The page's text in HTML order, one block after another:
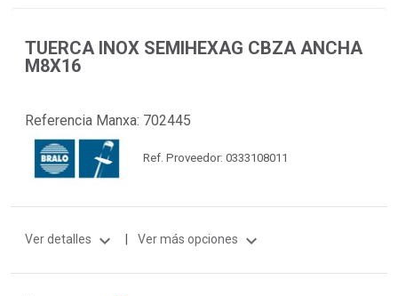
TUERCA INOX SEMIHEXAG CBZA ANCHA
M8X16
Referencia Manxa: 702445
Ref. Proveedor: 0333108011
Ver detalles expand_more Ver más opciones expand_more